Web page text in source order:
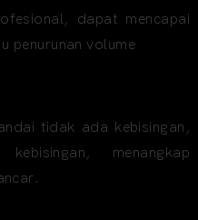
dapat mencapai
penurunan volume
tidak ada kebisingan,
menangkap